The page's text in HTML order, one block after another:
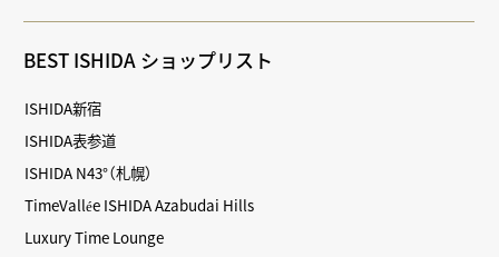
BEST ISHIDA ショップリスト
ISHIDA新宿
ISHIDA表参道
ISHIDA N43°（札幌）
TimeVallée ISHIDA Azabudai Hills
Luxury Time Lounge